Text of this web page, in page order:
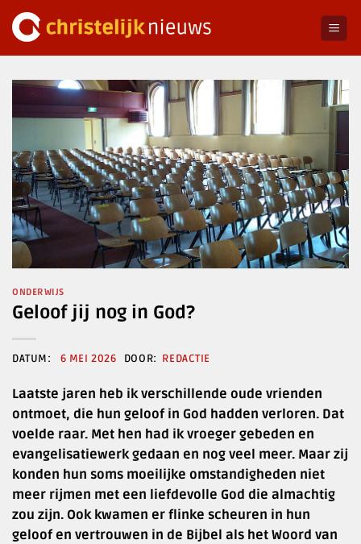
naar
ONDERWIJS
Geloof jij nog in God?
6 MEI 2026 REDACTIE
Laatste jaren heb ik verschillende oude vrienden
ontmoet, die hun geloof in God hadden verloren. Dat
voelde raar. Met hen had ik vroeger gebeden en
evangelisatiewerk gedaan en nog veel meer. Maar zij
konden hun soms moeilijke omstandigheden niet
meer rijmen met een liefdevolle God die almachtig
zou zijn. Ook kwamen er flinke scheuren in hun
geloof en vertrouwen in de Bijbel als het Woord van